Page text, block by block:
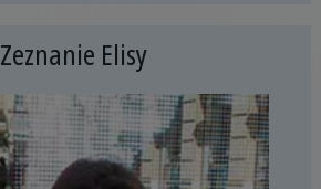
Zeznanie Elisy